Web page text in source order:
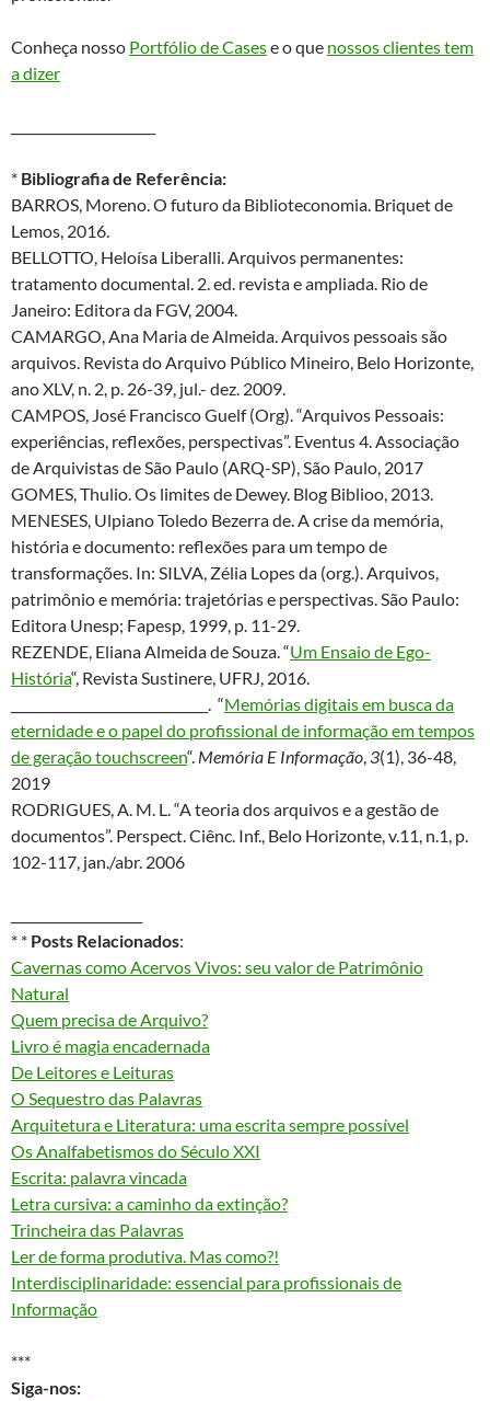
Conheça nosso Portfólio de Casese o que nossos clientes tem
a dizer
* Bibliografia de Referência:
BARROS, Moreno. O futuro da Biblioteconomia. Briquet de
Lemos, 2016.
BELLOTTO, Heloísa Liberalli. Arquivos permanentes:
tratamento documental. 2. ed. revista e ampliada. Rio de
Janeiro: Editora da FGV, 2004.
CAMARGO, Ana Maria de Almeida. Arquivos pessoais são
arquivos. Revista do Arquivo Público Mineiro, Belo Horizonte,
ano XLV, n. 2, p. 26-39, jul.- dez. 2009.
CAMPOS, José Francisco Guelf (Org). “Arquivos Pessoais:
experiências, reflexões, perspectivas”. Eventus 4. Associação
de Arquivistas de São Paulo (ARQ-SP), São Paulo, 2017
GOMES, Thulio. Os limites de Dewey. Blog Biblioo, 2013.
MENESES, Ulpiano Toledo Bezerra de. A crise da memória,
história e documento: reflexões para um tempo de
transformações. In: SILVA, Zélia Lopes da (org.). Arquivos,
patrimônio e memória: trajetórias e perspectivas. São Paulo:
Editora Unesp; Fapesp, 1999, p. 11-29.
REZENDE, Eliana Almeida de Souza. “Um Ensaio de Ego-
História“, Revista Sustinere, UFRJ, 2016.
______________________________. “Memórias digitais em busca da
eternidade e o papel do profissional de informação em tempos
de geração touchscreen“. Memória E Informação 3(1), 36-48,
2019
RODRIGUES, A. M. L. “A teoria dos arquivos e a gestão de
documentos”. Perspect. Ciênc. Inf., Belo Horizonte, v.11, n.1, p.
102-117, jan./abr. 2006
* * Posts Relacionados:
Cavernas como Acervos Vivos: seu valor de Patrimônio
Natural
Quem precisa de Arquivo?
Livro é magia encadernada
De Leitores e Leituras
O Sequestro das Palavras
Arquitetura e Literatura: uma escrita sempre possível
Os Analfabetismos do Século XXI
Escrita: palavra vincada
Letra cursiva: a caminho da extinção?
Trincheira das Palavras
Ler de forma produtiva. Mas como?!
Interdisciplinaridade: essencial para profissionais de
Informação
***
Siga-nos: